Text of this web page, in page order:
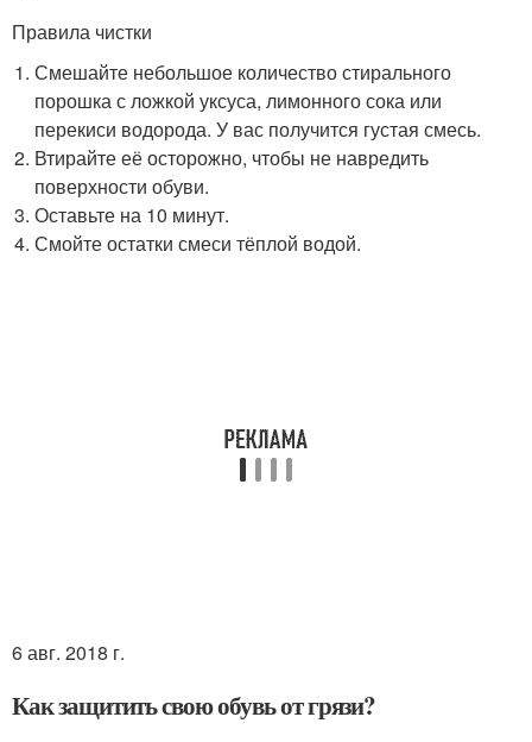
Правила чистки
Смешайте небольшое количество стирального
порошка с ложкой уксуса, лимонного сока или
перекиси водорода. У вас получится густая смесь.
Втирайте её осторожно, чтобы не навредить
поверхности обуви.
Оставьте на 10 минут.
Смойте остатки смеси тёплой водой.
6 авг. 2018 г.
Как защитить свою обувь от грязи?